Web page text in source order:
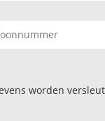
worden